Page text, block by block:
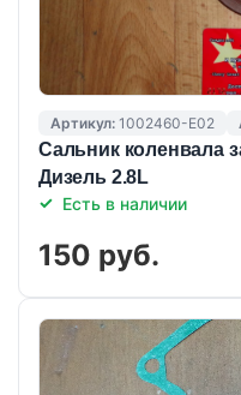
Артикул: 1002460-E02
Сальник коленвала
Дизель 2.8L
Есть в наличии
150 руб.